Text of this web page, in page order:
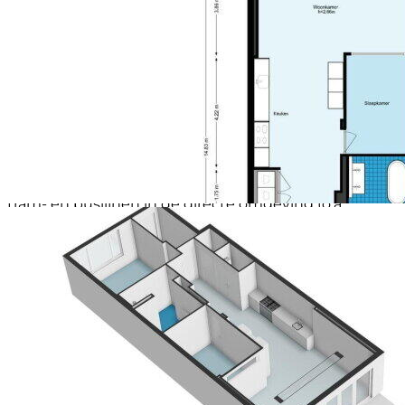
uit; verschillende supermarkten en speciaalzaken zijn
Sloterkade en de Zeilstraat. Voor ontspanning liggen
het Vondelpark, het Rembrandtpark en de
Westlandgracht op loopafstand. Vlakbij zijn ook het
Amsterdamse bos en diverse sportfaciliteiten.
De Sassenheimstraat is een zeer rustige straat waar
vrijwel alleen bestemmingsverkeer doorheen komt.
De bereikbaarheid is uitstekend. Er zijn meerdere
tram- en buslijnen in de directe omgeving (o.a.
Hoofddorpplein en Haarlemmermeerstraat) die
zorgen voor snelle verbindingen met diverse
treinstations en andere delen van de stad. Met de
auto ben je snel de stad uit. Want de oprit naar de
Ringweg A10 ligt praktisch om de hoek, zodat je
bijvoorbeeld in 10 minuten op Schiphol bent.
Parkeren is in de straat mogelijk middels betaald
parkeren en bewonersvergunning. Voor meer
informatie zie de website van de gemeente